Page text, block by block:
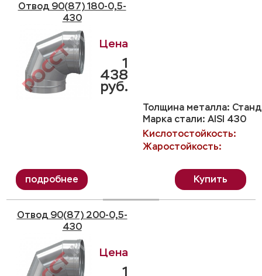
Отвод 90(87) 180-0,5-
430
Толщина металла:
Марка стали: AISI 430
Кислотостойкость:
Жаростойкость:
1
438
руб.
Купить
Отвод 90(87) 200-0,5-
430
1